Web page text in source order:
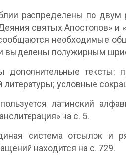
распределены по двум
святых Апостолов»
необходимые
и выделены полужирным
тексты:
литературы; условные
латинский
на с. 5.
система отсылок и
находится на с. 729.